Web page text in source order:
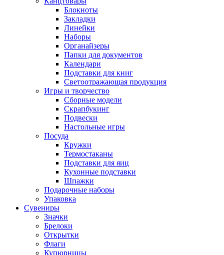
Блокноты
Закладки
Линейки
Наборы
Органайзеры
Папки для документов
Календари
Подставки для книг
Светоотражающая продукция
Игры и творчество
Сборные модели
Скрапбукинг
Подвески
Настольные игры
Посуда
Кружки
Термостаканы
Подставки для яиц
Кухонные подставки
Шпажки
Подарочные наборы
Упаковка
Сувениры
Значки
Брелоки
Открытки
Флаги
Купюрницы